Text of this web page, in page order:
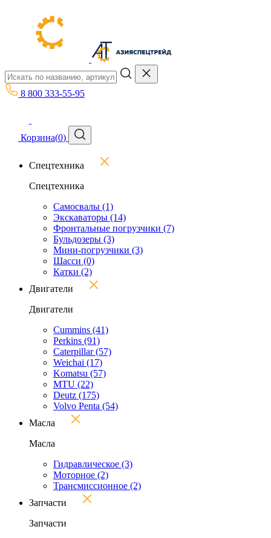
8 800 333-55-95
Корзина(0)
Спецтехника
Спецтехника
Самосвалы (1)
Экскаваторы (14)
Фронтальные погрузчики (7)
Бульдозеры (3)
Мини-погрузчики (3)
Шасси (0)
Катки (2)
Двигатели
Двигатели
Cummins (41)
Perkins (91)
Caterpillar(57)
Weichai (17)
Komatsu (57)
MTU (22)
Deutz (175)
Volvo Penta (54)
Масла
Масла
Гидравлическое (3)
Моторное (2)
Трансмиссионное (2)
Запчасти
Запчасти